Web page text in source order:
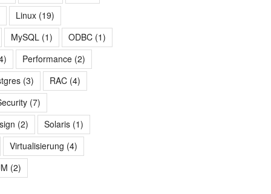
Linux (19)
MySQL (1) ODBC (1)
Performance (2)
(3) RAC (4)
(7)
(2) Solaris (1)
Virtualisierung (4)
(2)